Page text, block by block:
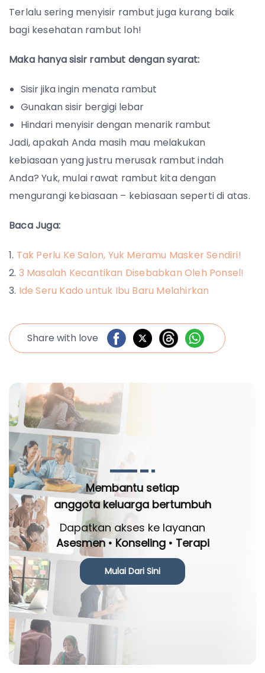
Terlalu sering menyisir rambut juga kurang baik
bagi kesehatan rambut loh!
Maka hanya sisir rambut dengan syarat:
Sisir jika ingin menata rambut
Gunakan sisir bergigi lebar
Hindari menyisir dengan menarik rambut
Jadi, apakah Anda masih mau melakukan
kebiasaan yang justru merusak rambut indah
Anda? Yuk, mulai rawat rambut kita dengan
mengurangi kebiasaan – kebiasaan seperti di atas.
Baca Juga:
Tak Perlu Ke Salon, Yuk Meramu Masker Sendiri!
3 Masalah Kecantikan Disebabkan Oleh Ponsel!
Ide Seru Kado untuk Ibu Baru Melahirkan
Share with love
Membantu setiap
anggota keluarga bertumbuh
Dapatkan akses ke layanan
Asesmen • Konseling • Terapi
Mulai Dari Sini